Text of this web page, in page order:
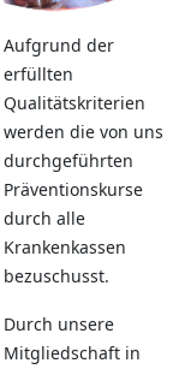
Aufgrund der
erfüllten
Qualitätskriterien
werden die von uns
durchgeführten
Präventionskurse
durch alle
Krankenkassen
bezuschusst.
Durch unsere
Mitgliedschaft in